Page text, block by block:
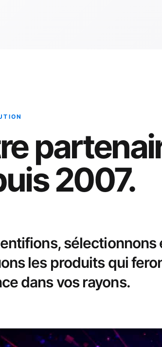
2007.
sélectionnons
les produits qui
dans vos rayons.